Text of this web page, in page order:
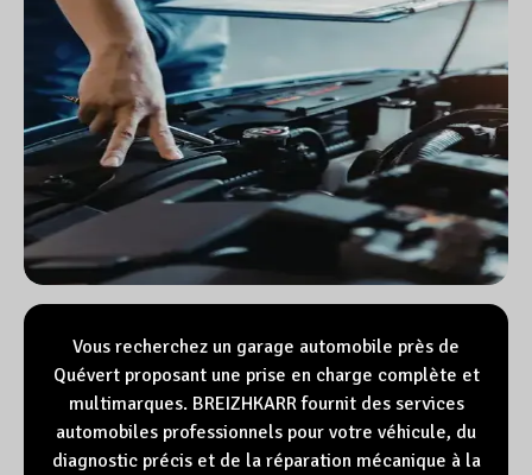
Vous recherchez un garage automobile près de
Quévert proposant une prise en charge complète et
multimarques. BREIZHKARR fournit des services
automobiles professionnels pour votre véhicule, du
diagnostic précis et de la réparation mécanique à la